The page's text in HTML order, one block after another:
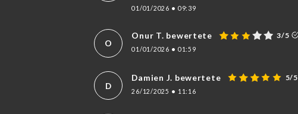
01/01/2026 • 09:39
O
Onur T. bewertete 3/5
01/01/2026 • 01:59
D
Damien J. bewertete 5/5
26/12/2025 • 11:16